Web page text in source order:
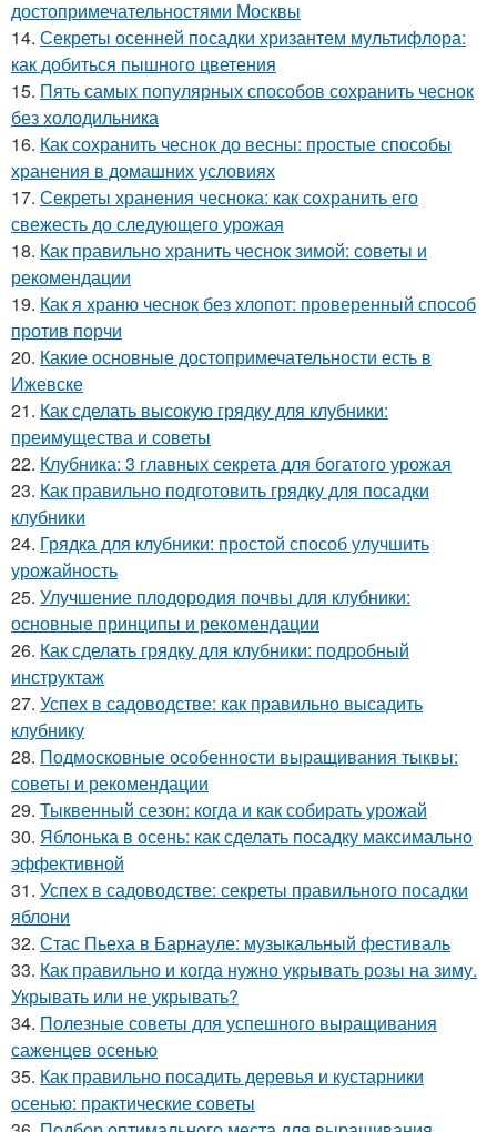
достопримечательностями Москвы
14. Секреты осенней посадки хризантем мультифлора:
как добиться пышного цветения
15. Пять самых популярных способов сохранить чеснок
без холодильника
16. Как сохранить чеснок до весны: простые способы
хранения в домашних условиях
17. Секреты хранения чеснока: как сохранить его
свежесть до следующего урожая
18. Как правильно хранить чеснок зимой: советы и
рекомендации
19. Как я храню чеснок без хлопот: проверенный способ
против порчи
20. Какие основные достопримечательности есть в
Ижевске
21. Как сделать высокую грядку для клубники:
преимущества и советы
22. Клубника: 3 главных секрета для богатого урожая
23. Как правильно подготовить грядку для посадки
клубники
24. Грядка для клубники: простой способ улучшить
урожайность
25. Улучшение плодородия почвы для клубники:
основные принципы и рекомендации
26. Как сделать грядку для клубники: подробный
инструктаж
27. Успех в садоводстве: как правильно высадить
клубнику
28. Подмосковные особенности выращивания тыквы:
советы и рекомендации
29. Тыквенный сезон: когда и как собирать урожай
30. Яблонька в осень: как сделать посадку максимально
эффективной
31. Успех в садоводстве: секреты правильного посадки
яблони
32. Стас Пьеха в Барнауле: музыкальный фестиваль
33. Как правильно и когда нужно укрывать розы на зиму.
Укрывать или не укрывать?
34. Полезные советы для успешного выращивания
саженцев осенью
35. Как правильно посадить деревья и кустарники
осенью: практические советы